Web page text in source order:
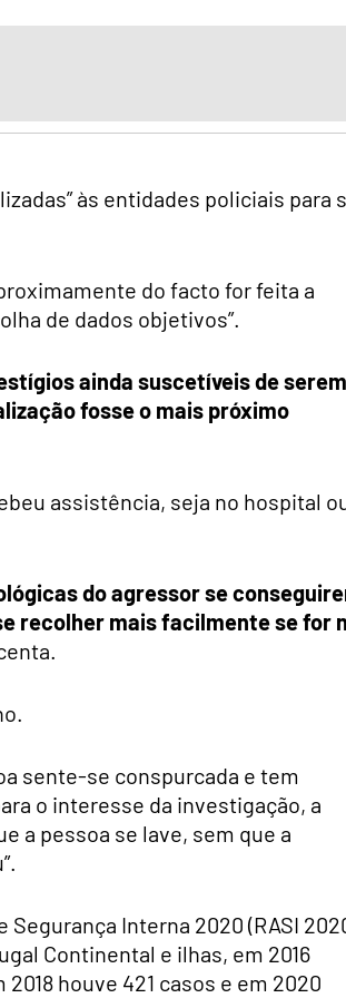
às entidades policiais para
do facto for feita a
de dados objetivos”.
ainda suscetíveis de serem
fosse o mais próximo
assistência, seja no hospital
do agressor se
recolher mais facilmente se for
sente-se conspurcada e tem
o interesse da investigação, a
a pessoa se lave, sem que a
Interna 2020 (RASI
Continental e ilhas, em 2016
houve 421 casos e em 2020